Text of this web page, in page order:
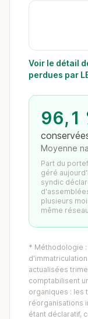
Voir le détail
perdues par
96,1
Moyenne
Part du
géré
syndic
plusieurs
même
* Méthodologie
actualisées
comptabilisent
organiques : les
réorganisations
étant déclaratif,